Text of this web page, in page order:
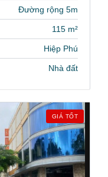
Đường rộng 5m
115 m²
Hiệp Phú
Nhà đất
GIÁ TỐT